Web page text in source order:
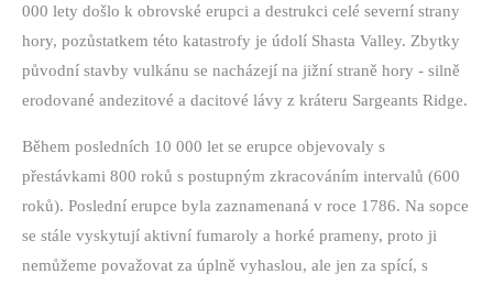
000 lety došlo k obrovské erupci a destrukci celé severní strany
hory, pozůstatkem této katastrofy je údolí Shasta Valley. Zbytky
původní stavby vulkánu se nacházejí na jižní straně hory - silně
erodované andezitové a dacitové lávy z kráteru Sargeants Ridge.
Během posledních 10 000 let se erupce objevovaly s
přestávkami 800 roků s postupným zkracováním intervalů (600
roků). Poslední erupce byla zaznamenaná v roce 1786. Na sopce
se stále vyskytují aktivní fumaroly a horké prameny, proto ji
nemůžeme považovat za úplně vyhaslou, ale jen za spící, s